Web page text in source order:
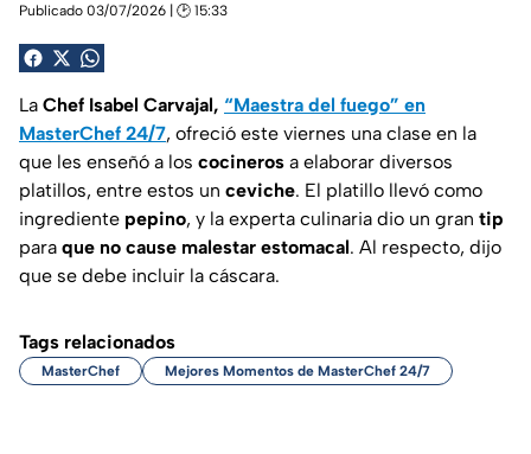
Publicado 03/07/2026 | 🕑 15:33
La Chef Isabel Carvajal, “Maestra del fuego” en
MasterChef 24/7, ofreció este viernes una clase en la
que les enseñó a los cocineros a elaborar diversos
platillos, entre estos un ceviche. El platillo llevó como
ingrediente pepino, y la experta culinaria dio un gran tip
para que no cause malestar estomacal. Al respecto, dijo
que se debe incluir la cáscara.
Tags relacionados
MasterChef Mejores Momentos de MasterChef 24/7